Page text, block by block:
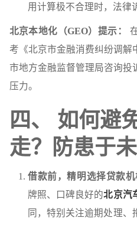
用计算极不合理时，法律
北京本地化（GEO）提示：
考《北京市金融消费纠纷调解
市地方金融监督管理局咨询投
压力。
四、 如何避
走？防患于
借款前，精明选择贷款机
牌照、口碑良好的北京汽
同，特别关注逾期处理、